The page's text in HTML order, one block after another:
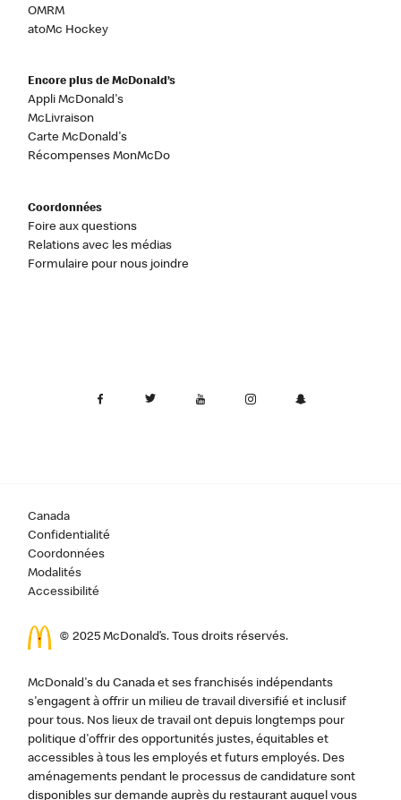
OMRM
atoMc Hockey
Encore plus de McDonald’s
Appli McDonald's
McLivraison
Carte McDonald's
Récompenses MonMcDo
Coordonnées
Foire aux questions
Relations avec les médias
Formulaire pour nous joindre
Canada
Confidentialité
Coordonnées
Modalités
Accessibilité
© 2025 McDonald’s. Tous droits réservés.
McDonald's du Canada et ses franchisés indépendants
s'engagent à offrir un milieu de travail diversifié et inclusif
pour tous. Nos lieux de travail ont depuis longtemps pour
politique d'offrir des opportunités justes, équitables et
accessibles à tous les employés et futurs employés. Des
aménagements pendant le processus de candidature sont
disponibles sur demande auprès du restaurant auquel vous